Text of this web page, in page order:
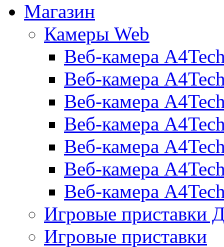
Магазин
Камеры Web
Веб-камера
Веб-камера
Веб-камера
Веб-камера
Веб-камера
Веб-камера
Веб-камера
Игровые приставки
Игровые приставки